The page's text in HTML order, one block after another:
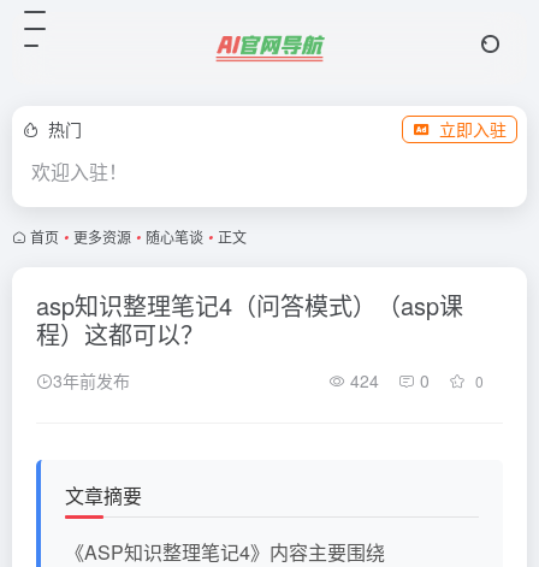
热门 立即入驻
欢迎入驻！
首页 • 更多资源 • 随心笔谈 • 正文
asp知识整理笔记4（问答模式）（asp课
程）这都可以？
3年前发布 424 0 0
文章摘要
《ASP知识整理笔记4》内容主要围绕